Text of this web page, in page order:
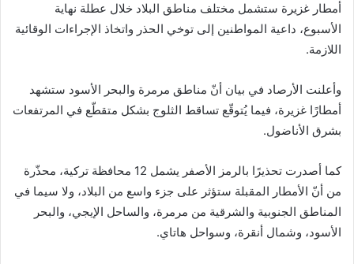
أمطار غزيرة ستشمل مختلف مناطق البلاد خلال عطلة نهاية
الأسبوع، داعية المواطنين إلى توخي الحذر واتخاذ الإجراءات الوقائية
اللازمة.
وأعلنت الأرصاد في بيان أنّ مناطق مرمرة والبحر الأسود ستشهد
أمطارًا غزيرة، فيما يُتوقّع تساقط الثلوج بشكل متقطّع في المرتفعات
بشرق الأناضول.
كما أصدرت تحذيرًا بالرمز الأصفر يشمل 12 محافظة تركية، محذّرة
من أنّ الأمطار المقبلة ستؤثر على جزء واسع من البلاد، ولا سيما في
المناطق الجنوبية والشرقية من مرمرة، والساحل الإيجي، والبحر
الأسود، وشمال أنقرة، وسواحل هاتاي.